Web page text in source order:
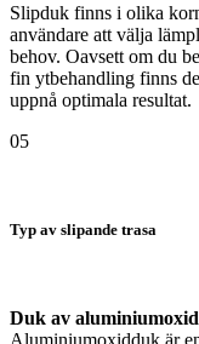
Slipduk finns i olika
användare att välja
behov. Oavsett om du
fin ytbehandling finns
uppnå optimala resultat.
05
Typ av slipande trasa
Duk av aluminiumoxid
Aluminiumoxidduk är